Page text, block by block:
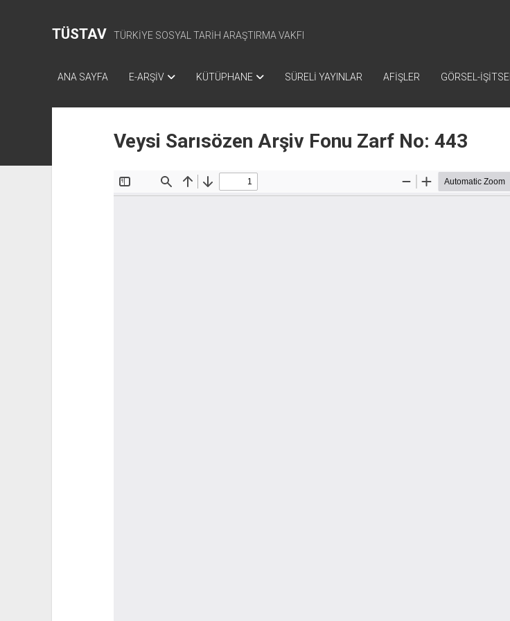
TÜSTAV TÜRKİYE SOSYAL TARİH ARAŞTIRMA VAKFI
ANA SAYFA E-ARŞİV KÜTÜPHANE SÜRELİ YAYINLAR AFİŞLER GÖRSEL-İŞİTSEL
Veysi Sarısözen Arşiv Fonu Zarf No: 443